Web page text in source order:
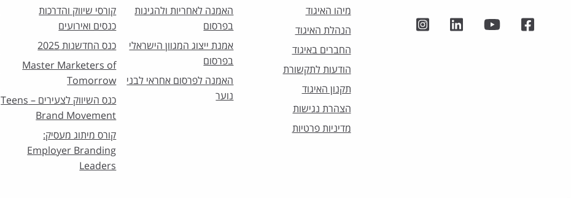
מיהו האיגוד
הנהלת האיגוד
החברים באיגוד
הודעות לתקשורת
תקנון האיגוד
הצהרת נגישות
מדיניות פרטיות
האמנה לאחריות ולהגינות
בפרסום
אמנת ייצוג המגוון הישראלי
בפרסום
האמנה לפרסום אחראי לבני
נוער
קורסי שיווק והדרכות
כנסים ואירועים
כנס החדשנות 2025
Master Marketers of
Tomorrow
כנס השיווק לצעירים – Teens
Brand Movement
קורס מיתוג מעסיק:
Employer Branding
Leaders